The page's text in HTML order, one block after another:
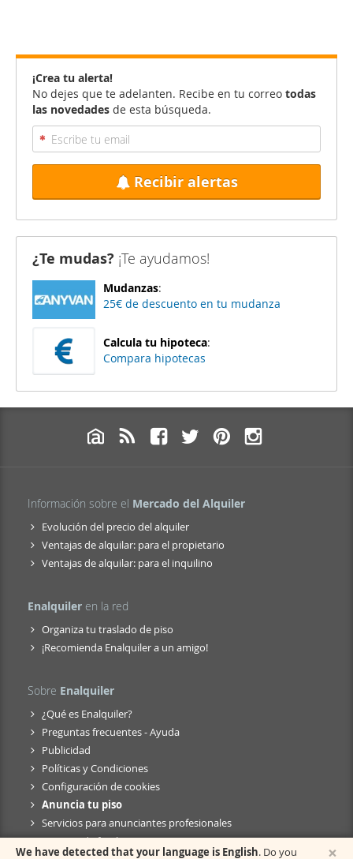
¡Crea tu alerta!
No dejes que te adelanten. Recibe en tu correo todas
las novedades de esta búsqueda.
Recibir alertas
¿Te mudas? ¡Te ayudamos!
Mudanzas:
25€ de descuento en tu mudanza
Calcula tu hipoteca:
Compara hipotecas
Información sobre el Mercado del Alquiler
Evolución del precio del alquiler
Ventajas de alquilar: para el propietario
Ventajas de alquilar: para el inquilino
Enalquiler en la red
Organiza tu traslado de piso
¡Recomienda Enalquiler a un amigo!
Sobre Enalquiler
¿Qué es Enalquiler?
Preguntas frecuentes - Ayuda
Publicidad
Políticas y Condiciones
Configuración de cookies
Anuncia tu piso
Servicios para anunciantes profesionales
Anuncio de fusión
×
We have detected that your language is English. Do you